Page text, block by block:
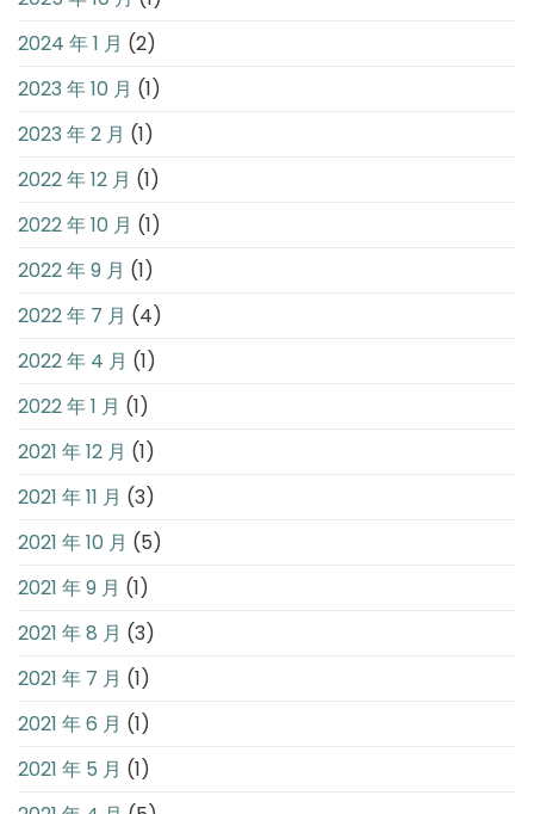
2024 年 1 月 (2)
2023 年 10 月 (1)
2023 年 2 月 (1)
2022 年 12 月 (1)
2022 年 10 月 (1)
2022 年 9 月 (1)
2022 年 7 月 (4)
2022 年 4 月 (1)
2022 年 1 月 (1)
2021 年 12 月 (1)
2021 年 11 月 (3)
2021 年 10 月 (5)
2021 年 9 月 (1)
2021 年 8 月 (3)
2021 年 7 月 (1)
2021 年 6 月 (1)
2021 年 5 月 (1)